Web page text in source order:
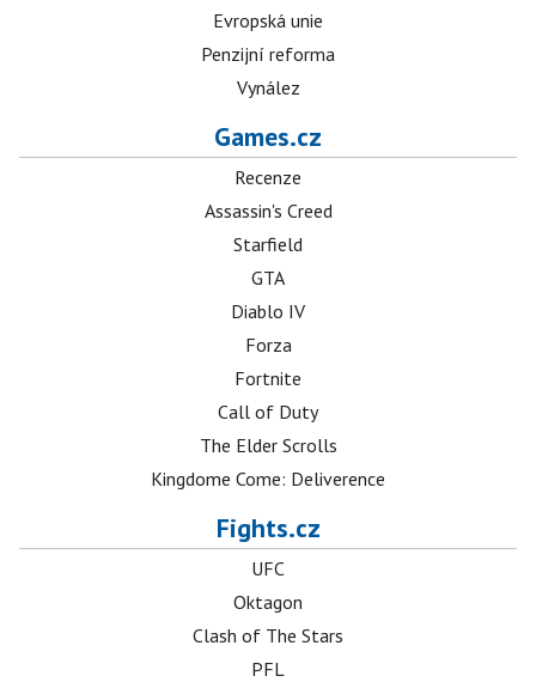
Evropská unie
Penzijní reforma
Vynález
Games.cz
Recenze
Assassin's Creed
Starfield
GTA
Diablo IV
Forza
Fortnite
Call of Duty
The Elder Scrolls
Kingdome Come: Deliverence
Fights.cz
UFC
Oktagon
Clash of The Stars
PFL